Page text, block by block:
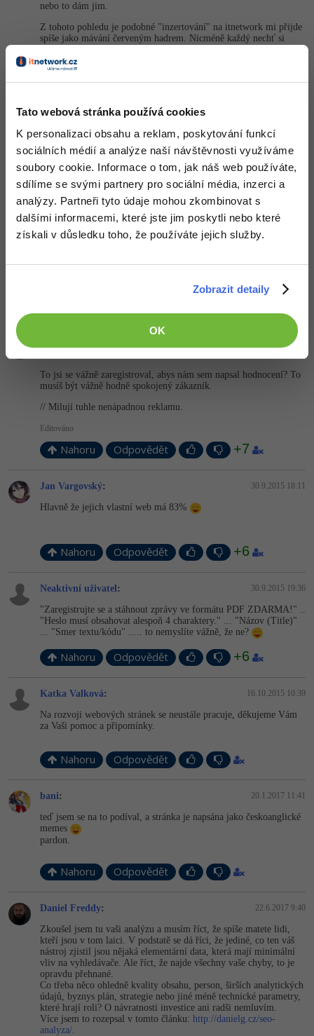
Tato webová stránka používá cookies
K personalizaci obsahu a reklam, poskytování funkcí
sociálních médií a analýze naší návštěvnosti využíváme
soubory cookie. Informace o tom, jak náš web používáte,
sdílíme se svými partnery pro sociální média, inzerci a
analýzy. Partneři tyto údaje mohou zkombinovat s
dalšími informacemi, které jste jim poskytli nebo které
získali v důsledku toho, že používáte jejich služby.
Zobrazit detaily
OK
nebo to dám jim.
Z tohoto pohledu je podobné "inzertování" na itnetwork mi přijde
spíše jako mávání červeným hadrem. Nicméně každý nechť si
zkontrolovat jestli na cosi nezapomněl.
ahojecky.p 15.9.2015 22:20
Tak jsem projel tento web a chyba je ve vyplnenem stitku alt a
neni stranka chyba 404.
Nahoru Odpovědět
Andrej Holy: 30.9.2015 12:40
krátký čas dostali moji web stránku na první stranu ve
To jsi se vážně zaregistroval, abys nám sem napsal hodnocení? To
musíš být vážně hodně spokojený zákazník.
// Milují tuhle nenápadnou reklamu.
Editováno
Nahoru Odpovědět +7
Jan Vargovský: 30.9.2015 18:11
Hlavně že jejich vlastní web má 83%
Nahoru Odpovědět +6
Neaktivní uživatel: 30.9.2015 19:36
"Zaregistrujte se a stáhnout zprávy ve formátu PDF ZDARMA!" ..
"Heslo musí obsahovat alespoň 4 charaktery." ... "Názov (Title)"
... "Smer textu/kódu" ..... to nemyslíte vážně, že ne?
Nahoru Odpovědět +6
Katka Valková: 16.10.2015 10:39
Na rozvoji webových stránek se neustále pracuje, děkujeme Vám
za Vaši pomoc a připomínky.
Nahoru Odpovědět
bani: 20.1.2017 11:41
teď jsem se na to podíval, a stránka je napsána jako českoanglické
memes
pardon.
Nahoru Odpovědět
Daniel Freddy: 22.6.2017 9:40
Zkoušel jsem tu vaši analýzu a musím říct, že spíše matete lidi,
kteří jsou v tom laici. V podstatě se dá říci, že jediné, co ten váš
nástroj zjistil jsou nějaká elementární data, která mají minimální
vliv na vyhledávače. Ale říct, že najde všechny vaše chyby, to je
opravdu přehnané.
Co třeba něco ohledně kvality obsahu, person, širších analytických
údajů, byznys plán, strategie nebo jiné méně technické parametry,
které hrají roli? O návratnosti investice ani radši nemluvím.
Více jsem to rozepsal v tomto článku: http://danielg.cz/seo-
analyza/